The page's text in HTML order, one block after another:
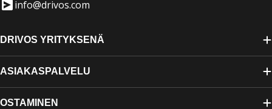
info@drivos.com
DRIVOS YRITYKSENÄ
ASIAKASPALVELU
OSTAMINEN